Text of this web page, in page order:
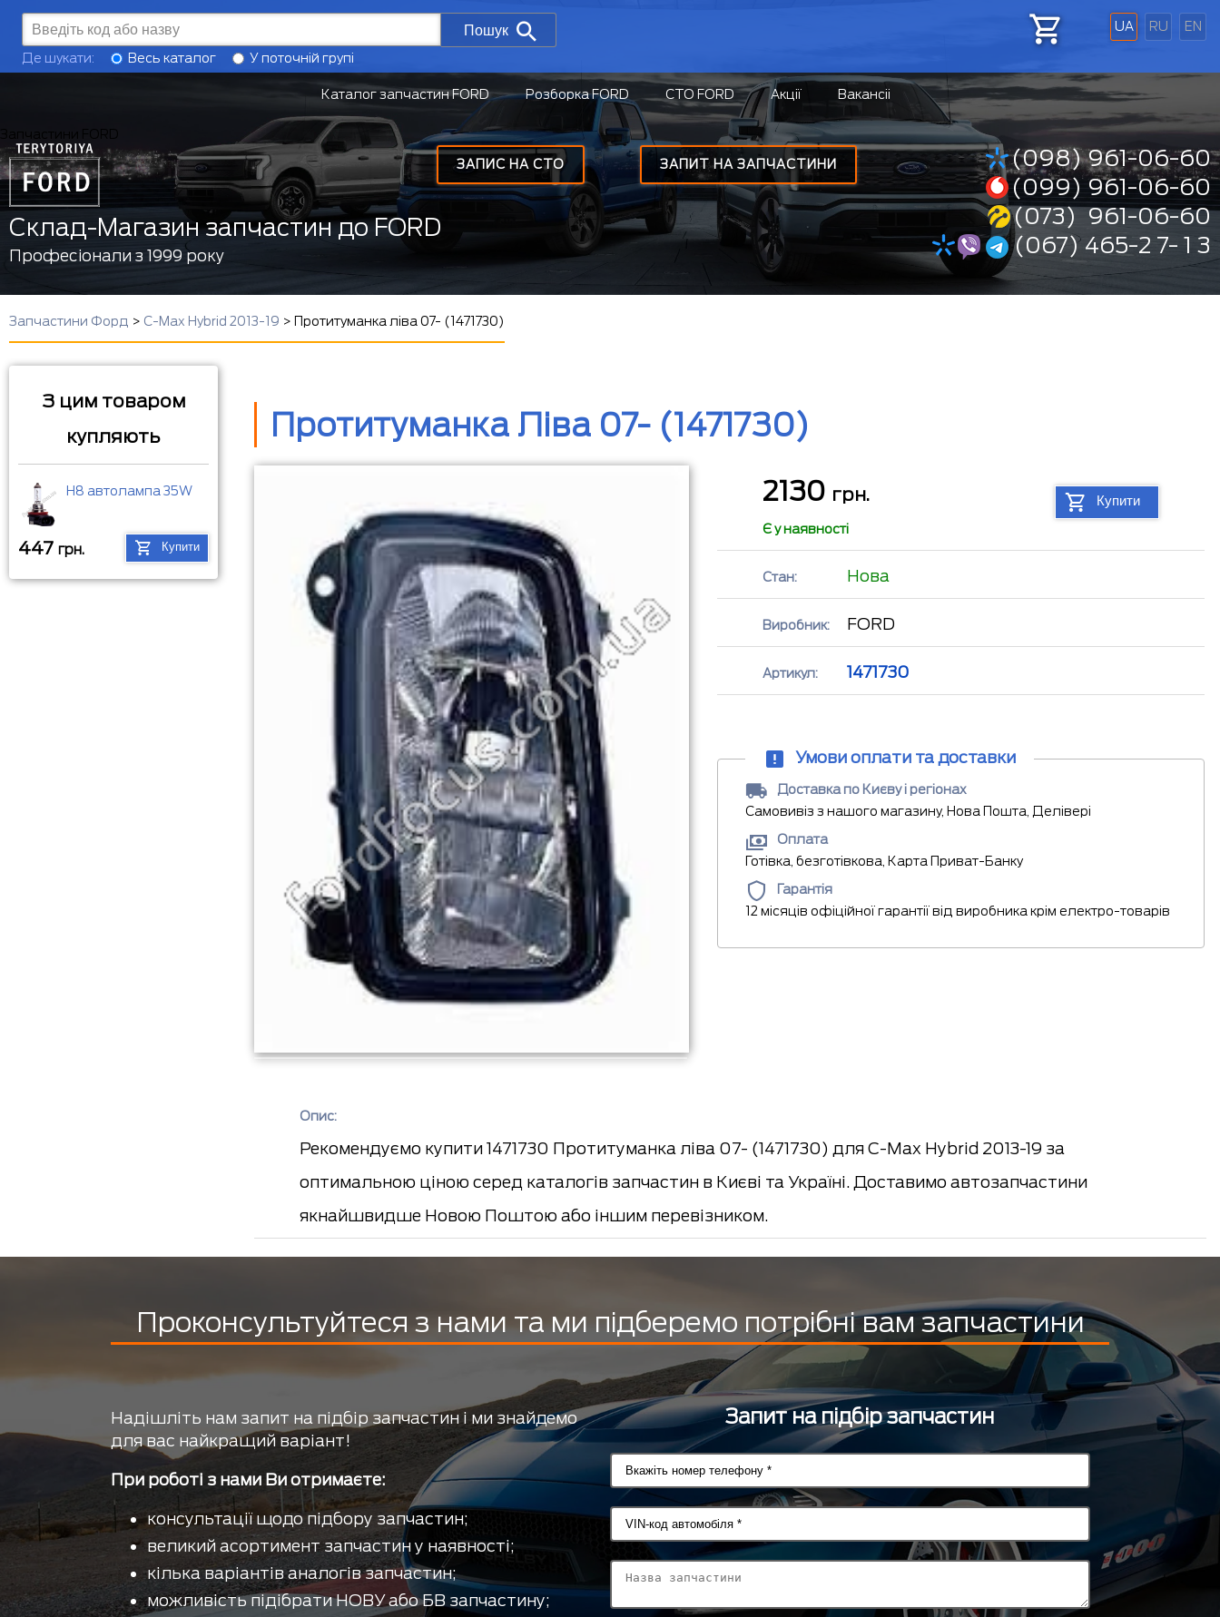
UA RU EN
ЗАПИТ НА ЗАПЧАСТИНИ
ЗАПИС НА СТО
Пошук
Де шукати: Весь каталог У поточній групі
Каталог запчастин FORD Розборка FORD СТО FORD Акції Вакансіі
Склад-Магазин запчастин до FORD
Професіонали з 1999 року
(098) 961-06-60
(099) 961-06-60
(073) 961-06-60
(067) 465-2 7- 1 3
Запчастини Форд > C-Max Hybrid 2013-19 > Протитуманка ліва 07- (1471730)
З цим товаром
купляють
H8 автолампа 35W
447 грн. Купити
Протитуманка Ліва 07- (1471730)
2130 грн. Купити
Є у наявності
Стан: Нова
Виробник: FORD
Артикул: 1471730
Умови оплати та доставки
Доставка по Києву і регіонах
Самовивіз з нашого магазину, Нова Пошта, Делівері
Оплата
Готівка, безготівкова, Карта Приват-Банку
Гарантія
12 місяців офіційної гарантії від виробника крім електро-товарів
Опис:
Рекомендуємо купити 1471730 Протитуманка ліва 07- (1471730) для C-Max Hybrid 2013-19 за
оптимальною ціною серед каталогів запчастин в Києві та Україні. Доставимо автозапчастини
якнайшвидше Новою Поштою або іншим перевізником.
Проконсультуйтеся з нами та ми підберемо потрібні вам запчастини
Надішліть нам запит на підбір запчастин і ми знайдемо
для вас найкращий варіант!
При роботі з нами Ви отримаєте:
консультації щодо підбору запчастин;
великий асортимент запчастин у наявності;
кілька варіантів аналогів запчастин;
можливість підібрати НОВУ або БВ запчастину;
Запит на підбір запчастин